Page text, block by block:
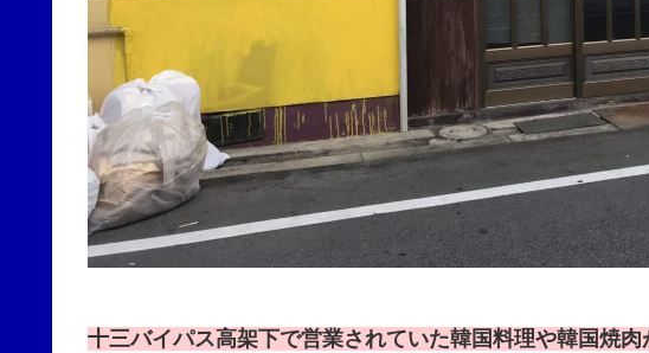
十三バイパス高架下で営業されていた韓国料理や韓国焼